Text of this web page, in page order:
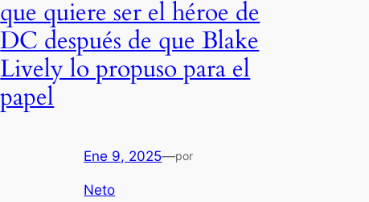
que quiere ser el héroe de
DC después de que Blake
Lively lo propuso para el
papel
Ene 9, 2025—por
Neto